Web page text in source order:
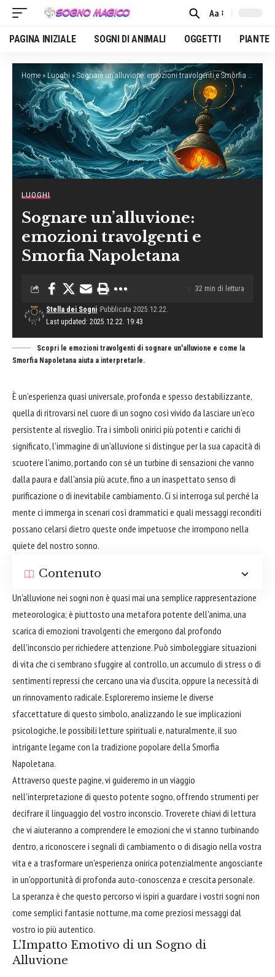
Font
Resizer
Aa
PAGINA INIZIALE SOGNI DI ANIMALI OGGETTI PIANTE
Home » Luoghi » Sognare un’alluvione: emozioni travolgenti e Smorfia Napoletana
LUOGHI
Sognare un’alluvione:
emozioni travolgenti e
Smorfia Napoletana
Last updated: 2025.12.22. 19:43
Stella dei Sogni Pubblicata 2025.12.22.
32 min di lettura
Scopri le emozioni travolgenti di sognare un'alluvione e come la
Smorfia Napoletana aiuta a interpretarle.
È un’esperienza quasi universale, profonda e spesso destabilizzante,
quella di ritrovarsi nel cuore di un sogno così vivido da lasciare un’eco
persistente al risveglio. Tra i simboli onirici più potenti e carichi di
significato, l'immagine di un'alluvione si distingue per la sua capacità di
scuotere l'animo, portando con sé un turbine di sensazioni che vanno
dalla paura e dall'ansia più acute, fino a un inaspettato senso di
purificazione o di inevitabile cambiamento. Ci si interroga sul perché la
mente ci immerga in scenari così drammatici e quali messaggi reconditi
possano celarsi dietro queste onde impetuose che irrompono nella
quiete del nostro sonno.
Contenuto
Un'alluvione nei sogni non è quasi mai una semplice rappresentazione
meteorologica; è piuttosto una metafora potente dell'anima, una
scarica di emozioni travolgenti che emergono dal profondo
dell'inconscio per richiedere attenzione. Può simboleggiare situazioni
di vita che ci sembrano sfuggire al controllo, un accumulo di stress o di
sentimenti repressi che cercano una via d'uscita, oppure la necessità di
un rinnovamento radicale. Esploreremo insieme le diverse
sfaccettature di questo simbolo, analizzando le sue implicazioni
psicologiche, le possibili letture spirituali e, naturalmente, il suo
intrigante legame con la tradizione popolare della Smorfia
Napoletana.
Attraverso queste pagine, vi guideremo in un viaggio
nell'interpretazione di questo potente sogno, offrendo strumenti per
decifrare il linguaggio del vostro inconscio. Troverete chiavi di lettura
che vi aiuteranno a comprendere le emozioni che vi stanno turbinando
dentro, a riconoscere i segnali di cambiamento o di disagio nella vostra
vita e a trasformare un'esperienza onirica potenzialmente angosciante
in un'opportunità di profonda auto-conoscenza e crescita personale.
La speranza è che questo percorso vi ispiri a guardare i vostri sogni non
come semplici fantasie notturne, ma come preziosi messaggi dal
vostro io più autentico.
L'Impatto Emotivo di un Sogno di
Alluvione